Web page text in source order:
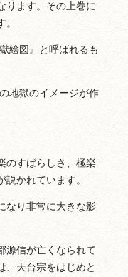
ります。その上巻に
。
絵図』と呼ばれるも
地獄のイメージが作
のすばらしさ、極楽
かれています。
なり非常に大きな影
源信が亡くなられて
天台宗をはじめと